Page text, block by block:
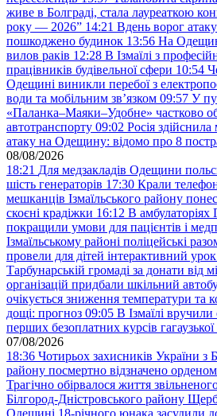
живе в Болграді, стала лауреаткою
року — 2026” 14:21 Вдень ворог
пошкоджено будинок 13:56 На
вилов раків 12:28 В Ізмаїлі з
працівників будівельної сфери 10:54
Одещині виникли перебої з
води та мобільним звʼязком 09:57 У
«Паланка–Маяки–Удобне» частково
автотранспорту 09:02 Росія
атаку на Одещину: відомо про 8
08/08/2026
18:21 Для медзакладів Одещини
шість генераторів 17:30 Крали
мешканців Ізмаїльського району
скоєні крадіжки 16:12 В амбулаторіях
покращили умови для пацієнтів і
Ізмаїльському районі поліцейські
провели для дітей інтерактивний
Тарбунарській громаді за донати від
організацій придбали шкільний
очікується зниження температури та
дощі: прогноз 09:05 В Ізмаїлі
перших безоплатних курсів
07/08/2026
18:36 Чотирьох захисників України з
району посмертно відзначено
Трагічно обірвалося життя
Білгород-Дністровського району
Одещині 18-річного юнака засудили